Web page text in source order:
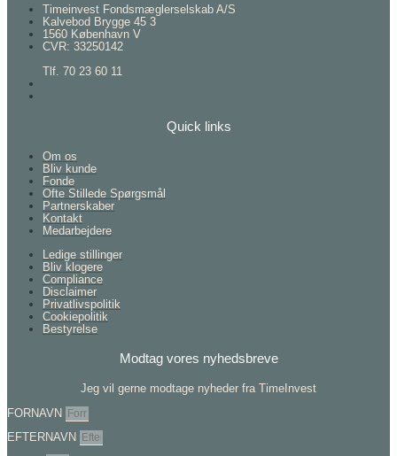
Timeinvest Fondsmæglerselskab A/S
Kalvebod Brygge 45 3
1560 København V
CVR: 33250142
Tlf. 70 23 60 11
Quick links
Om os
Bliv kunde
Fonde
Ofte Stillede Spørgsmål
Partnerskaber
Kontakt
Medarbejdere
Ledige stillinger
Bliv klogere
Compliance
Disclaimer
Privatlivspolitik
Cookiepolitik
Bestyrelse
Modtag vores nyhedsbreve
Jeg vil gerne modtage nyheder fra TimeInvest
FORNAVN
EFTERNAVN